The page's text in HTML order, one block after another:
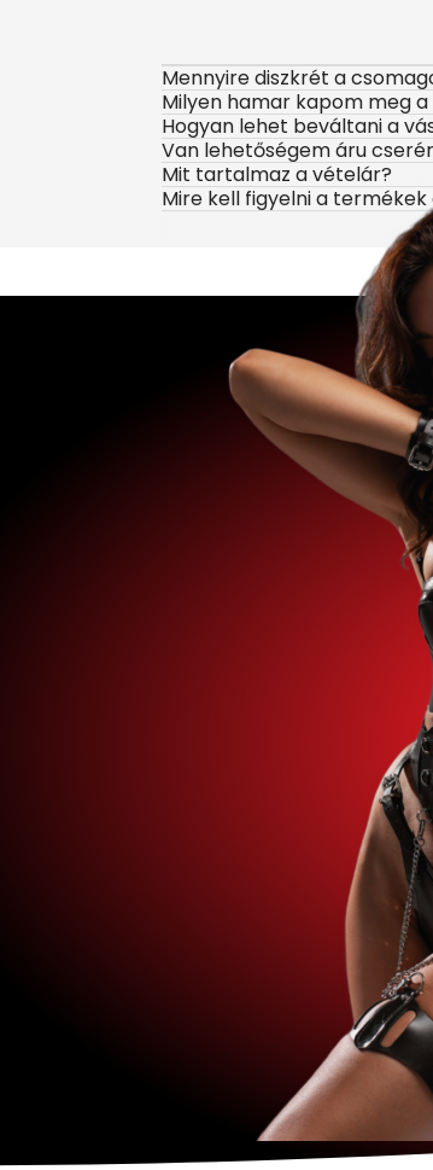
Mennyire diszkrét a
Milyen hamar kapom meg
Hogyan lehet beváltani a
Van lehetőségem áru
Mit tartalmaz a vételár?
Mire kell figyelni a